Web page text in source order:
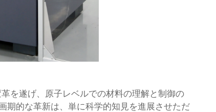
を遂げ、原子レベルでの材料の理解と制御の
期的な革新は、単に科学的知見を進展させただ